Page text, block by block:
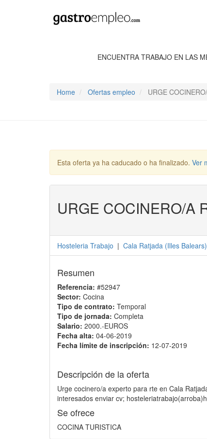
ENCUENTRA TRABAJO EN LAS
Home Ofertas empleo URGE
Esta oferta ya ha caducado o ha finalizado. Ver
URGE COCINERO/A
Hosteleria Trabajo | Cala Ratjada (Illes Balears
Resumen
Referencia: #52947
Sector: Cocina
Tipo de contrato: Temporal
Tipo de jornada: Completa
Salario: 2000.-EUROS
Fecha alta: 04-06-2019
Fecha límite de inscripción: 12-07-2019
Descripción de la oferta
Urge cocinero/a experto para rte en Cala
interesados enviar cv;
Se ofrece
COCINA TURISTICA